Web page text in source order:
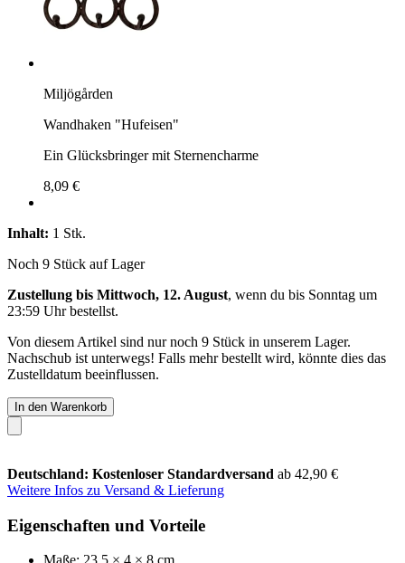
Miljögården
Wandhaken "Hufeisen"
Ein Glücksbringer mit Sternencharme
8,09 €
Inhalt: 1 Stk.
Noch 9 Stück auf Lager
Zustellung bis Mittwoch, 12. August, wenn du bis Sonntag um
23:59 Uhrbestellst.
Von diesem Artikel sind nur noch 9 Stück in unserem Lager.
Nachschub ist unterwegs! Falls mehr bestellt wird, könnte dies das
Zustelldatum beeinflussen.
In den Warenkorb
Deutschland: Kostenloser Standardversand ab 42,90 €
Weitere Infos zu Versand & Lieferung
Eigenschaften und Vorteile